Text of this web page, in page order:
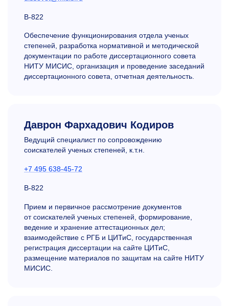
В-822
Обеспечение функционирования отдела ученых
степеней, разработка нормативной и методической
документации по работе диссертационного совета
НИТУ МИСИС, организация и проведение заседаний
диссертационного совета, отчетная деятельность.
Даврон Фархадович Кодиров
Ведущий специалист по сопровождению
соискателей ученых степеней, к.т.н.
+7 495 638-45-72
В-822
Прием и первичное рассмотрение документов
от соискателей ученых степеней, формирование,
ведение и хранение аттестационных дел;
взаимодействие с РГБ и ЦИТиС, государственная
регистрация диссертации на сайте ЦИТиС,
размещение материалов по защитам на сайте НИТУ
МИСИС.